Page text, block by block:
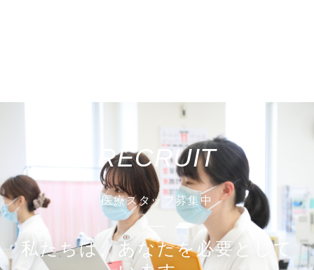
RECRUIT
医療スタッフ募集中
私たちは、あなたを必要として